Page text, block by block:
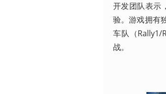
开发团队表示
验。游戏拥有
车队（Rally1/
战。